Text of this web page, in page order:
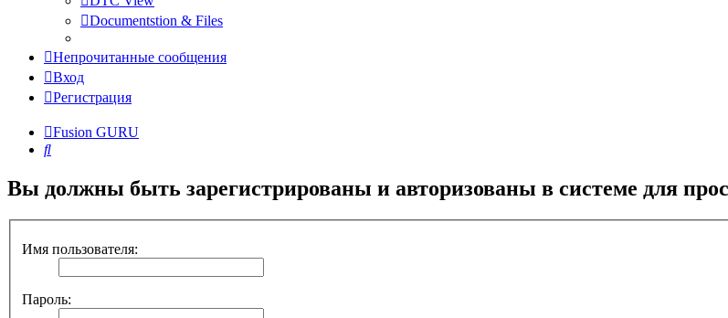
Documentstion & Files
Непрочитанные сообщения
Вход
Регистрация
Fusion GURU
Поиск
Вы должны быть зарегистрированы и авторизованы в системе для
Имя пользователя:
Пароль: